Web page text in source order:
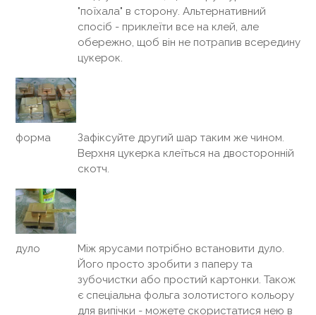
"поїхала" в сторону. Альтернативний
спосіб - приклеїти все на клей, але
обережно, щоб він не потрапив всередину
цукерок.
форма
Зафіксуйте другий шар таким же чином.
Верхня цукерка клеїться на двосторонній
скотч.
дуло
Між ярусами потрібно встановити дуло.
Його просто зробити з паперу та
зубочистки або простий картонки. Також
є спеціальна фольга золотистого кольору
для випічки - можете скористатися нею в